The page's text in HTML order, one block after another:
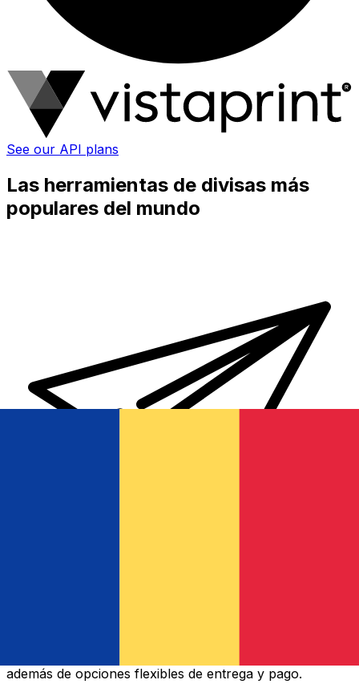
See our API plans
Las herramientas de divisas más
populares del mundo
además de opciones flexibles de entrega y pago.